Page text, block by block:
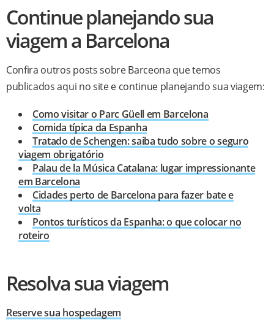
Continue planejando sua
viagem a Barcelona
Confira outros posts sobre Barceona que temos
publicados aqui no site e continue planejando sua viagem:
Como visitar o Parc Güell em Barcelona
Comida típica da Espanha
Tratado de Schengen: saiba tudo sobre o seguro
viagem obrigatório
Palau de la Música Catalana: lugar impressionante
em Barcelona
Cidades perto de Barcelona para fazer bate e
volta
Pontos turísticos da Espanha: o que colocar no
roteiro
Resolva sua viagem
Reserve sua hospedagem